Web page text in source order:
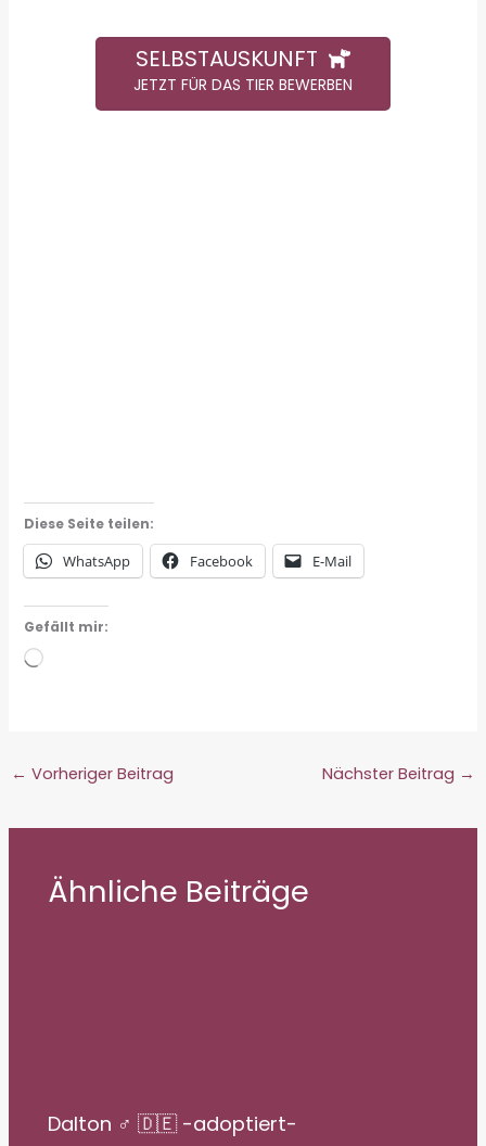
SELBSTAUSKUNFT
JETZT FÜR DAS TIER BEWERBEN
Diese Seite teilen:
WhatsApp Facebook E-Mail
Gefällt mir:
Wird
← Vorheriger Beitrag Nächster Beitrag →
Ähnliche Beiträge
Dalton ♂ 🇩🇪 -adoptiert-